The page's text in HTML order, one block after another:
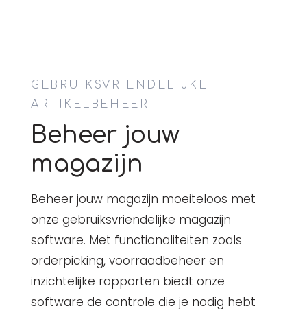
GEBRUIKSVRIENDELIJKE
ARTIKELBEHEER
Beheer jouw
magazijn
Beheer jouw magazijn moeiteloos met
onze gebruiksvriendelijke magazijn
software. Met functionaliteiten zoals
orderpicking, voorraadbeheer en
inzichtelijke rapporten biedt onze
software de controle die je nodig hebt